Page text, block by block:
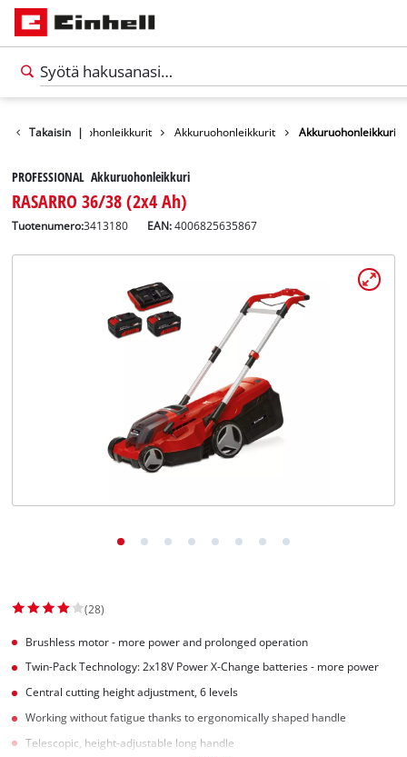
Takaisin |Ruohonleikkurit Akkuruohonleikkurit Akkuruohonleikkuri
PROFESSIONAL Akkuruohonleikkuri
RASARRO 36/38 (2x4 Ah)
Tuotenumero:3413180 EAN:4006825635867
(28)
Brushless motor - more power and prolonged operation
Twin-Pack Technology: 2x18V Power X-Change batteries - more power
Central cutting height adjustment, 6 levels
Working without fatigue thanks to ergonomically shaped handle
Telescopic, height-adjustable long handle